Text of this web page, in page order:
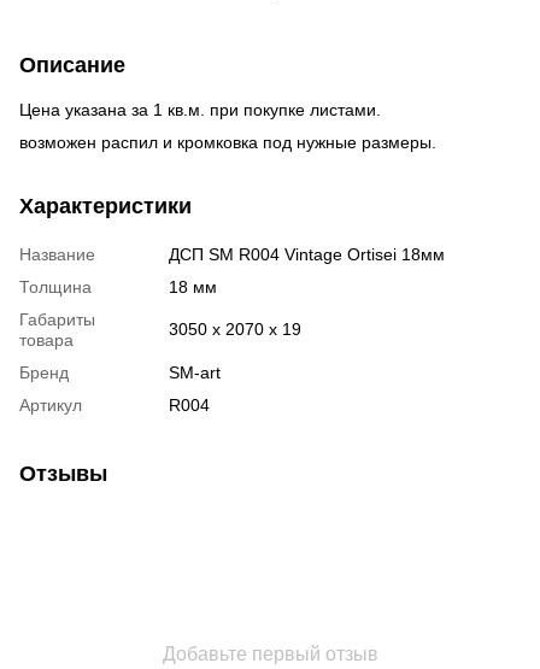
Описание
Цена указана за 1 кв.м. при покупке листами.
возможен распил и кромковка под нужные размеры.
Характеристики
Название
ДСП SM R004 Vintage Ortisei 18мм
Толщина
18 мм
Габариты
товара
3050 х 2070 х 19
Бренд
SM-art
Артикул
R004
Отзывы
Добавьте первый отзыв